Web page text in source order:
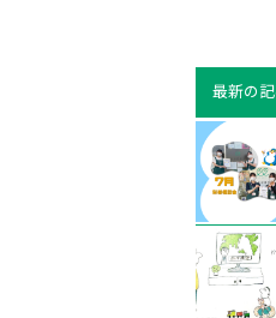
最新の